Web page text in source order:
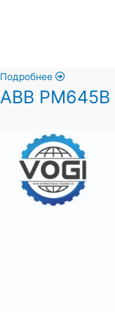
Подробнее
ABB PM645B